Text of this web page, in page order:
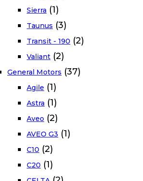
Sierra (1)
Taunus (3)
Transit - 190 (2)
Valiant (2)
General Motors (37)
Agile (1)
Astra (1)
Aveo (2)
AVEO G3 (1)
C10 (2)
C20 (1)